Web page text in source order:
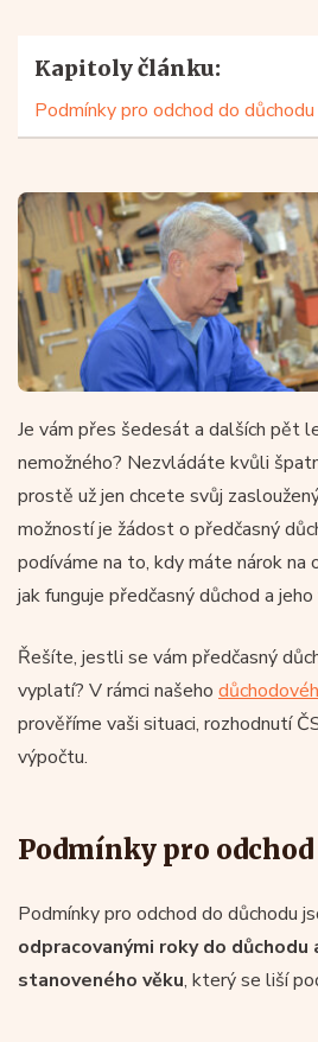
Kapitoly článku:
Podmínky pro odchod do důchodu
Je vám přes šedesát a dalších pět
nemožného? Nezvládáte kvůli
prostě už jen chcete svůj
možností je žádost o předčasný
podíváme na to, kdy máte nárok na
jak funguje předčasný důchod a
Řešíte, jestli se vám předčasný
vyplatí? V rámci našeho
prověříme vaši situaci, rozhodnutí
výpočtu.
Podmínky pro odchod
Podmínky pro odchod do důchodu
odpracovanými roky do důchodu
stanoveného věku, který se liší